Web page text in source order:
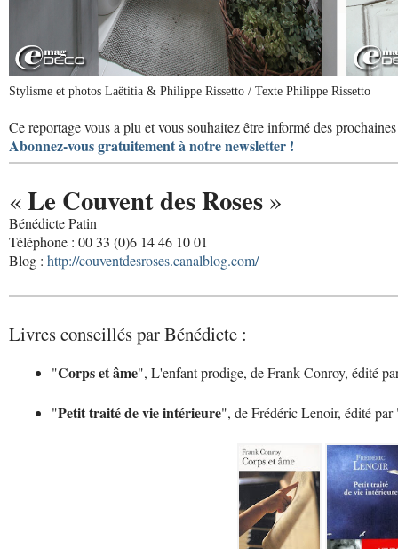
Stylisme et photos Laëtitia & Philippe Rissetto / Texte Philippe Rissetto
Ce reportage vous a plu et vous souhaitez être informé des
Abonnez-vous gratuitement à notre newsletter !
«Le Couvent des Roses »
Bénédicte Patin
Téléphone : 00 33 (0)6 14 46 10 01
Blog : http://couventdesroses.canalblog.com/
Livres conseillés par Bénédicte :
"Corps et âme", L'enfant prodige, de Frank Conroy, édité
"Petit traité de vie intérieure", de Frédéric Lenoir, édité